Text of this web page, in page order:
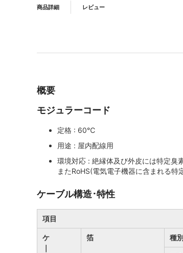
商品詳細 レビュー
概要
モジュラーコード
定格 : 60℃
用途 : 屋内配線用
環境対応 : 絶縁体及び外皮には特定臭
またRoHS(電気電子機器に含まれる特
ケーブル構造･特性
項目
ケ
｜
箔 種